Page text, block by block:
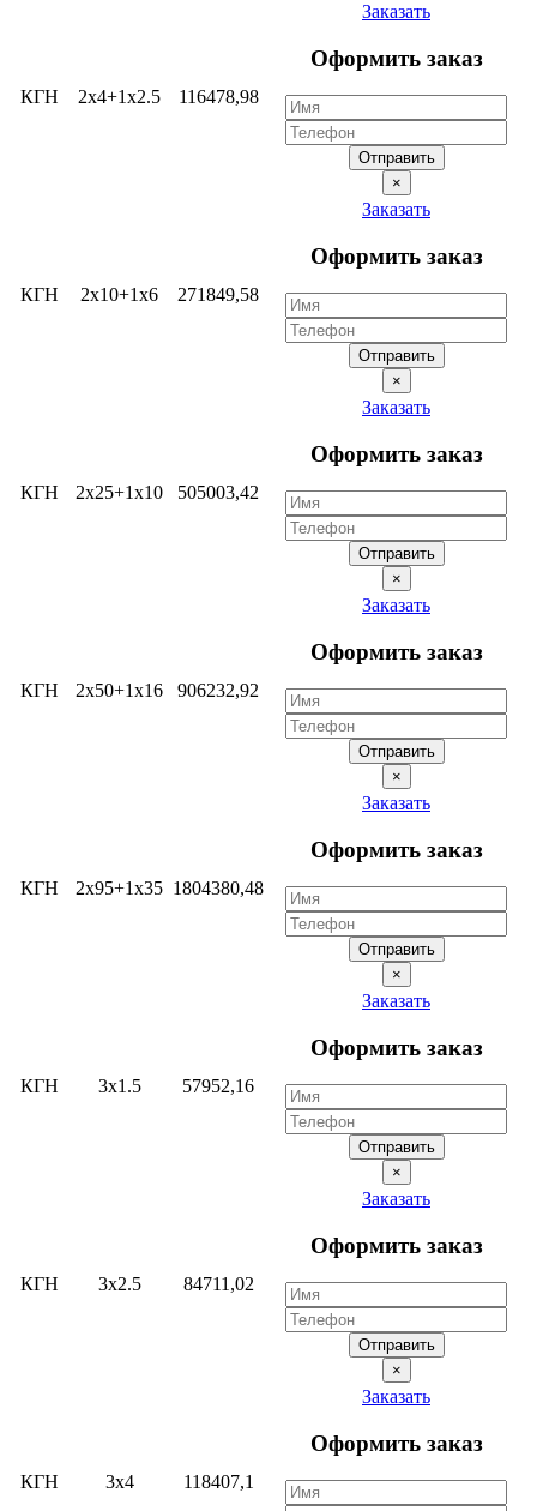
КГН 2х4+1х2.5 116478,98
Заказать
Оформить заказ
Отправить
×
КГН 2х10+1х6 271849,58
Заказать
Оформить заказ
Отправить
×
КГН 2х25+1х10 505003,42
Заказать
Оформить заказ
Отправить
×
КГН 2х50+1х16 906232,92
Заказать
Оформить заказ
Отправить
×
КГН 2х95+1х35 1804380,48
Заказать
Оформить заказ
Отправить
×
КГН 3х1.5 57952,16
Заказать
Оформить заказ
Отправить
×
КГН 3х2.5 84711,02
Заказать
Оформить заказ
Отправить
×
КГН 3х4 118407,1
Заказать
Оформить заказ